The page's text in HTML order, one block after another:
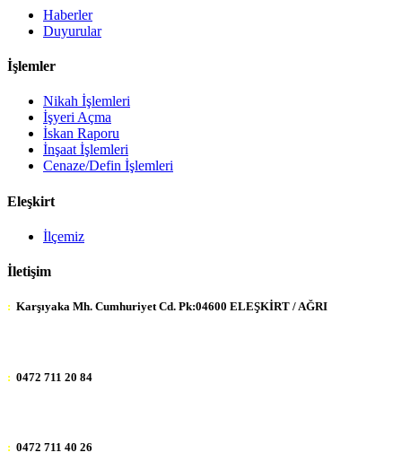
Haberler
Duyurular
İşlemler
Nikah İşlemleri
İşyeri Açma
İskan Raporu
İnşaat İşlemleri
Cenaze/Defin İşlemleri
Eleşkirt
İlçemiz
İletişim
: Karşıyaka Mh. Cumhuriyet Cd. Pk:04600 ELEŞKİRT / AĞRI
: 0472 711 20 84
: 0472 711 40 26